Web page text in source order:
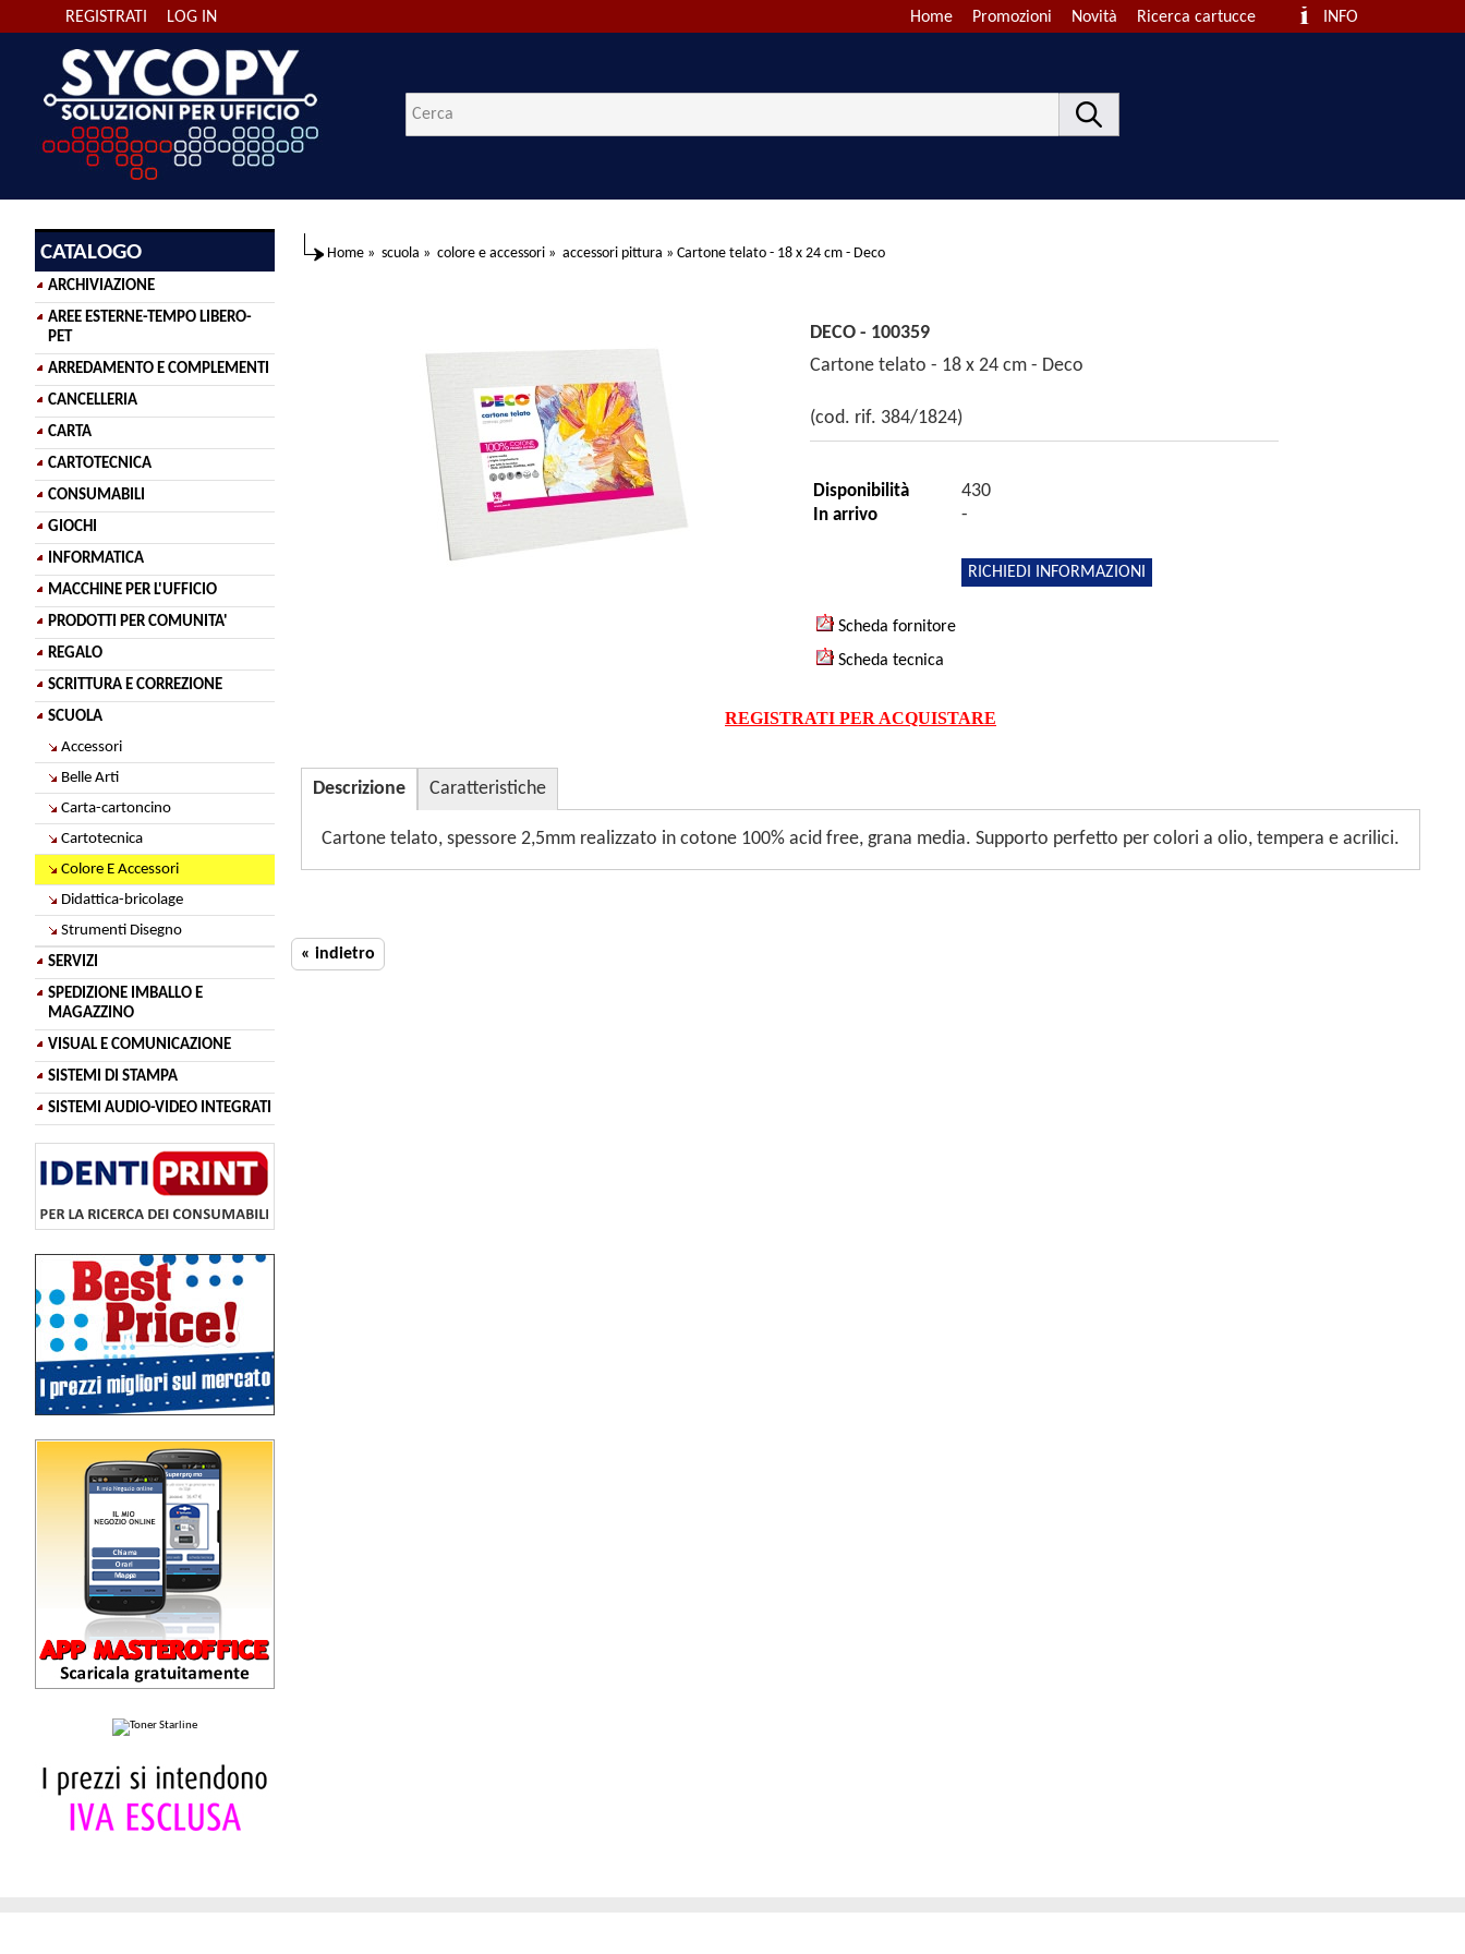
LOG IN
REGISTRATI INFO
Ricerca cartucce
Novità
Promozioni
Home
CATALOGO
ARCHIVIAZIONE
AREE ESTERNE-TEMPO LIBERO-
PET
ARREDAMENTO E COMPLEMENTI
CANCELLERIA
CARTA
CARTOTECNICA
CONSUMABILI
GIOCHI
INFORMATICA
MACCHINE PER L'UFFICIO
PRODOTTI PER COMUNITA'
REGALO
SCRITTURA E CORREZIONE
SCUOLA
Accessori
Belle Arti
Carta-cartoncino
Cartotecnica
Colore E Accessori
Didattica-bricolage
Strumenti Disegno
SERVIZI
SPEDIZIONE IMBALLO E
MAGAZZINO
VISUAL E COMUNICAZIONE
SISTEMI DI STAMPA
SISTEMI AUDIO-VIDEO INTEGRATI
Home » scuola » colore e accessori » accessori pittura » Cartone telato - 18 x 24 cm - Deco
DECO - 100359
Cartone telato - 18 x 24 cm - Deco
(cod. rif. 384/1824)
Disponibilità 430
In arrivo -
RICHIEDI INFORMAZIONI
Scheda fornitore
Scheda tecnica
REGISTRATI PER ACQUISTARE
Descrizione Caratteristiche
Cartone telato, spessore 2,5mm realizzato in cotone 100% acid free, grana media. Supporto perfetto per colori a olio, tempera e acrilici.
« indietro